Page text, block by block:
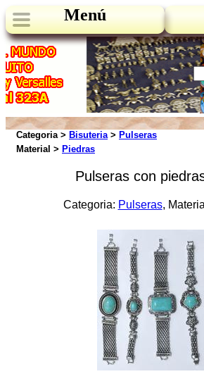
Menú
Categoria > Bisuteria> Pulseras
Material > Piedras
Pulseras con
Categoria: Pulseras,